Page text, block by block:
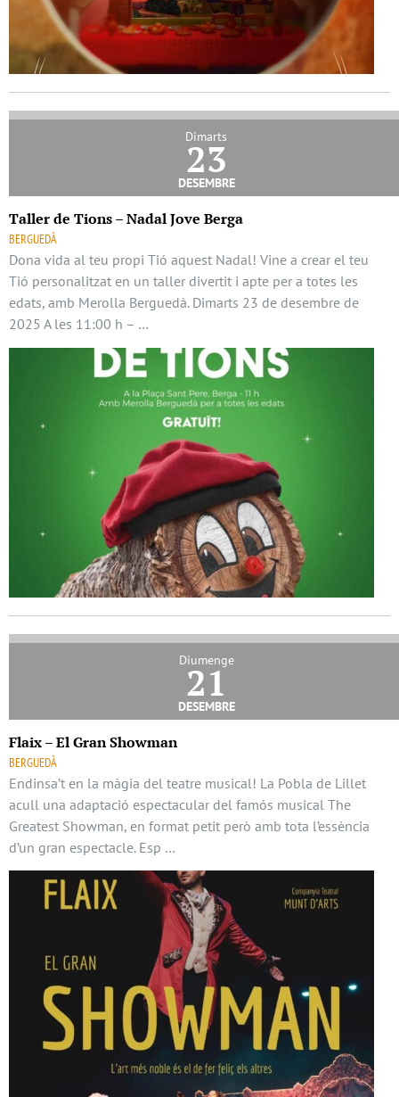
Dimarts
23
desembre
Taller de Tions – Nadal Jove Berga
BERGUEDÀ
Dona vida al teu propi Tió aquest Nadal! Vine a crear el teu
Tió personalitzat en un taller divertit i apte per a totes les
edats, amb Merolla Berguedà. Dimarts 23 de desembre de
2025 A les 11:00 h – …
Diumenge
21
desembre
Flaix – El Gran Showman
BERGUEDÀ
Endinsa’t en la màgia del teatre musical! La Pobla de Lillet
acull una adaptació espectacular del famós musical The
Greatest Showman, en format petit però amb tota l’essència
d’un gran espectacle. Esp …